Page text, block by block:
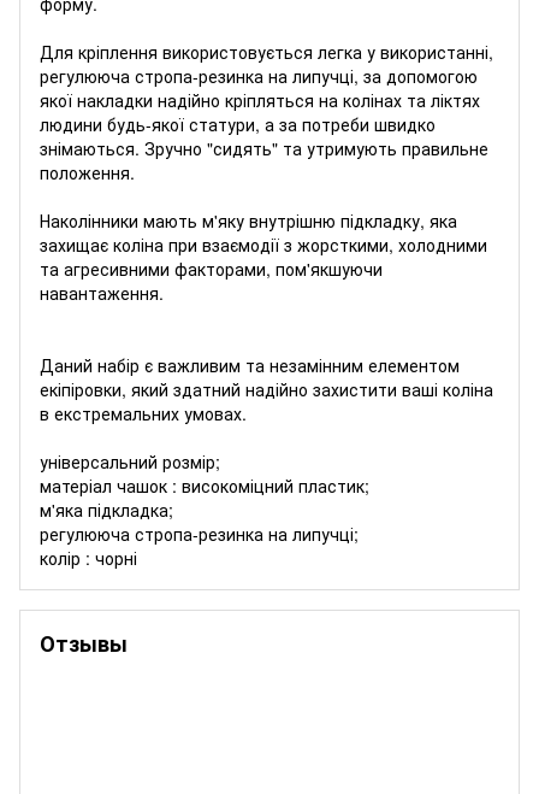
Для кріплення використовується легка у використанні,
регулююча стропа-резинка на липучці, за допомогою
якої накладки надійно кріпляться на колінах та ліктях
людини будь-якої статури, а за потреби швидко
знімаються. Зручно "сидять" та утримують правильне
положення.
Наколінники мають м'яку внутрішню підкладку, яка
захищає коліна при взаємодії з жорсткими, холодними
та агресивними факторами, пом'якшуючи
навантаження.
Даний набір є важливим та незамінним елементом
екіпіровки, який здатний надійно захистити ваші коліна
в екстремальних умовах.
універсальний розмір;
матеріал чашок : високоміцний пластик;
м'яка підкладка;
регулююча стропа-резинка на липучці;
колір : чорні
Отзывы